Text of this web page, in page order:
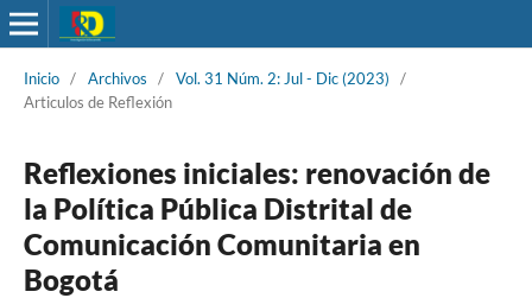
Inicio / Archivos / Vol. 31 Núm. 2: Jul - Dic (2023)
/
Articulos de Reflexión
Reflexiones iniciales: renovación de
la Política Pública Distrital de
Comunicación Comunitaria en
Bogotá